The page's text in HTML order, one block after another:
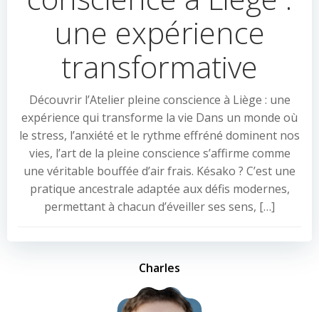
une expérience
transformative
Découvrir l’Atelier pleine conscience à Liège : une
expérience qui transforme la vie Dans un monde où
le stress, l’anxiété et le rythme effréné dominent nos
vies, l’art de la pleine conscience s’affirme comme
une véritable bouffée d’air frais. Késako ? C’est une
pratique ancestrale adaptée aux défis modernes,
permettant à chacun d’éveiller ses sens, […]
Charles